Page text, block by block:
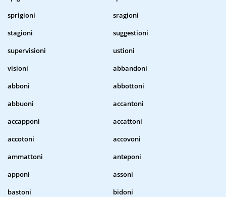
sprigioni
sragioni
stagioni
suggestioni
supervisioni
ustioni
visioni
abbandoni
abboni
abbottoni
abbuoni
accantoni
accapponi
accattoni
accotoni
accovoni
ammattoni
anteponi
apponi
assoni
bastoni
bidoni